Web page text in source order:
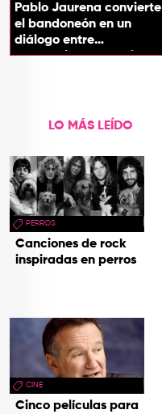
Pablo Jaurena convierte
el bandoneón en un
diálogo entre
generaciones con el
LO MÁS LEÍDO
PERROS
Canciones de rock
inspiradas en perros
CINE
Cinco películas para